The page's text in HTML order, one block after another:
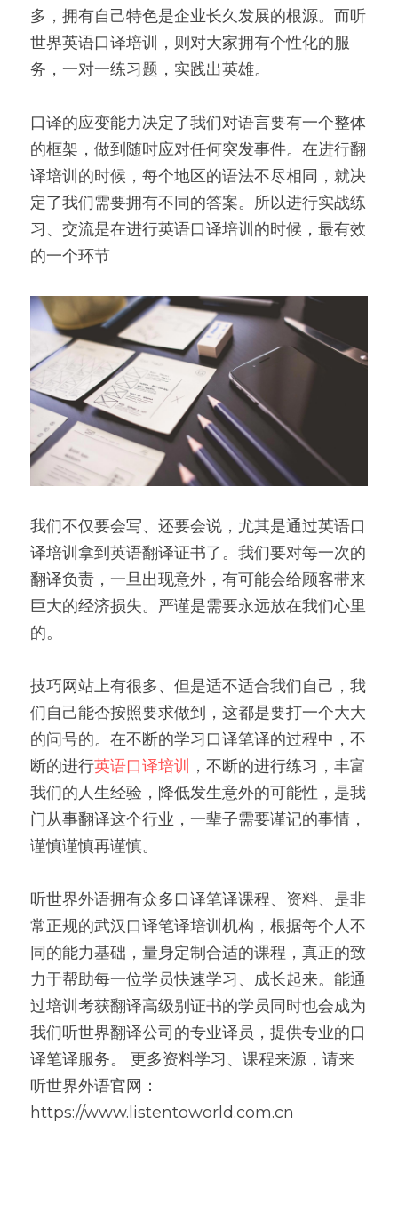
多，拥有自己特色是企业长久发展的根源。而听
世界英语口译培训，则对大家拥有个性化的服
务，一对一练习题，实践出英雄。
口译的应变能力决定了我们对语言要有一个整体
的框架，做到随时应对任何突发事件。在进行翻
译培训的时候，每个地区的语法不尽相同，就决
定了我们需要拥有不同的答案。所以进行实战练
习、交流是在进行英语口译培训的时候，最有效
的一个环节
我们不仅要会写、还要会说，尤其是通过英语口
译培训拿到英语翻译证书了。我们要对每一次的
翻译负责，一旦出现意外，有可能会给顾客带来
巨大的经济损失。严谨是需要永远放在我们心里
的。
技巧网站上有很多、但是适不适合我们自己，我
们自己能否按照要求做到，这都是要打一个大大
的问号的。在不断的学习口译笔译的过程中，不
断的进行英语口译培训 ，不断的进行练习，丰富
我们的人生经验，降低发生意外的可能性，是我
门从事翻译这个行业，一辈子需要谨记的事情，
谨慎谨慎再谨慎。
听世界外语拥有众多口译笔译课程、资料、是非
常正规的武汉口译笔译培训机构，根据每个人不
同的能力基础，量身定制合适的课程，真正的致
力于帮助每一位学员快速学习、成长起来。能通
过培训考获翻译高级别证书的学员同时也会成为
我们听世界翻译公司的专业译员，提供专业的口
译笔译服务。 更多资料学习、课程来源，请来
听世界外语官网：
https://www.listentoworld.com.cn